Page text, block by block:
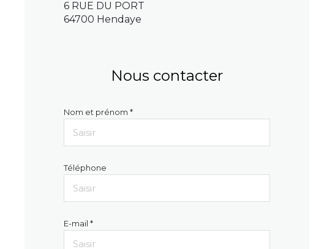
6 RUE DU PORT
64700 Hendaye
Nous contacter
Nom et prénom *
Téléphone
E-mail *